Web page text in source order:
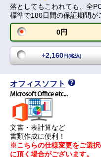
落としてもこわれても、全
標準で180日間の保証期間が
0円
+2,160円(税込)
オフィスソフト
文書・表計算など
書類作成に便利！
※こちらの仕様変更をご選
に頂く場合がございます。